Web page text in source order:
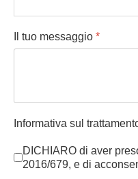
Il tuo messaggio *
Informativa sul
DICHIARO di aver
2016/679, e di